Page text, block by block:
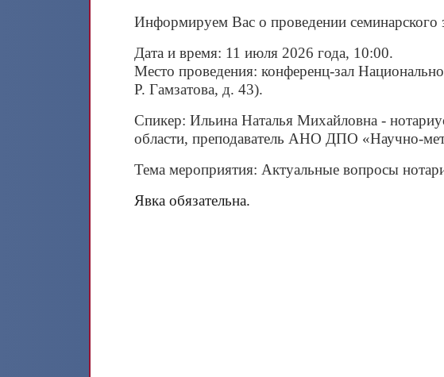
Информируем Вас о проведении семинарского
Дата и время: 11 июля 2026 года, 10:00.
Место проведения: конференц‑зал
Р. Гамзатова, д. 43).
Спикер: Ильина Наталья Михайловна -
области, преподаватель АНО ДПО
Тема мероприятия: Актуальные вопросы
Явка обязательна.